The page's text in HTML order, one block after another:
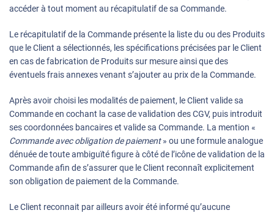
accéder à tout moment au récapitulatif de sa Commande.
Le récapitulatif de la Commande présente la liste du ou des Produits
que le Client a sélectionnés, les spécifications précisées par le Client
en cas de fabrication de Produits sur mesure ainsi que des
éventuels frais annexes venant s’ajouter au prix de la Commande.
Après avoir choisi les modalités de paiement, le Client valide sa
Commande en cochant la case de validation des CGV, puis introduit
ses coordonnées bancaires et valide sa Commande. La mention «
Commande avec obligation de paiement» ou une formule analogue
dénuée de toute ambiguïté figure à côté de l’icône de validation de la
Commande afin de s’assurer que le Client reconnaît explicitement
son obligation de paiement de la Commande.
Le Client reconnait par ailleurs avoir été informé qu’aucune